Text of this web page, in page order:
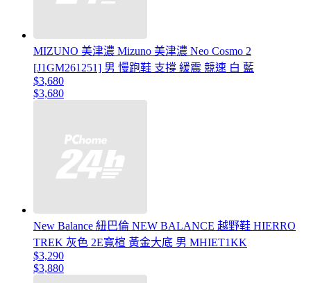
MIZUNO 美津濃 Mizuno 美津濃 Neo Cosmo 2
[J1GM261251] 男 慢跑鞋 支撐 緩震 競速 白 藍
$3,680
$3,680
New Balance 紐巴倫 NEW BALANCE 越野鞋 HIERRO
TREK 灰色 2E寬楦 黃金大底 男 MHIET1KK
$3,290
$3,880